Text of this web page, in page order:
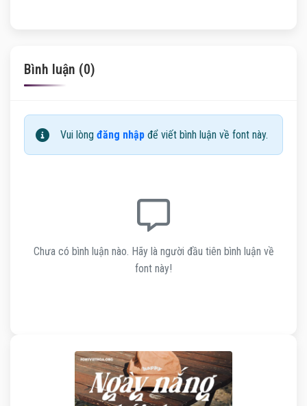
Bình luận (0)
Vui lòng đăng nhập để viết bình luận về font này.
Chưa có bình luận nào. Hãy là người đầu tiên bình luận về
font này!